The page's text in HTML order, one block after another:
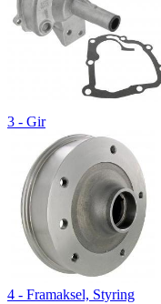
3 - Gir
4 - Framaksel, Styring